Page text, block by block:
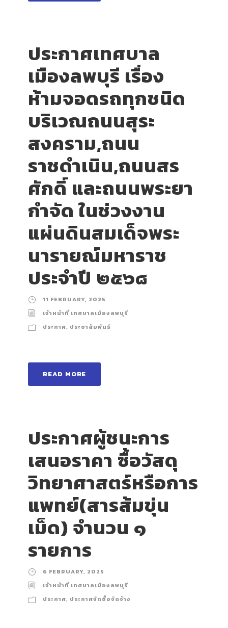
ประกาศเทศบาล
เมืองลพบุรี เรื่อง
ห้ามจอดรถทุกชนิด
บริเวณถนนสุระ
สงคราม,ถนน
ราชดำเนิน,ถนนสร
ศักดิ์ และถนนพระยา
กำจัด ในช่วงงาน
แผ่นดินสมเด็จพระ
นารายณ์มหาราช
ประจำปี ๒๕๖๘
11 FEBRUARY, 2025
เจ้าหน้าที่ เทศบาลเมืองลพบุรี
ประกาศ, ประชาสัมพันธ์
READ MORE
ประกาศผู้ชนะการ
เสนอราคา ซื้อวัสดุ
วิทยาศาสตร์หรือการ
แพทย์(สารส้มขุ่น
เม็ด) จำนวน ๑
รายการ
6 FEBRUARY, 2025
เจ้าหน้าที่ เทศบาลเมืองลพบุรี
ประกาศ, ประกาศจัดซื้อจัดจ้าง